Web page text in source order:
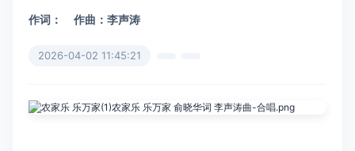
作词： 作曲：李声涛
2026-04-02 11:45:21